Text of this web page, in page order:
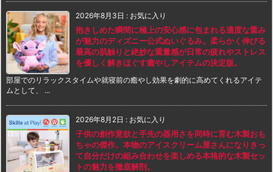
2026年8月3日 : お気に入り
抱きしめた瞬間に極上の安心感に包まれる適度な重み
が魅力のディズニー公式ぬいぐるみ。柔らかく伸びる
最高の肌触りと絶妙な重量感が日常の疲れやストレス
を優しく解きほぐす癒やしアイテムの決定版。
部屋でのリラックスタイムや就寝前の癒やし効果を劇的に高めてくれるアイテ
ムとして、 ...
2026年8月2日 : お気に入り
子供の創作意欲と手先の器用さを同時に育む木製おも
ちゃの傑作。本物のアイスクリーム屋さんになりきっ
て自分だけの組み合わせを楽しめる本格的な木製セッ
トの魅力を徹底解剖。